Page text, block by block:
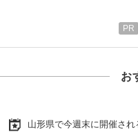
お
山形県で今週末に開催さ